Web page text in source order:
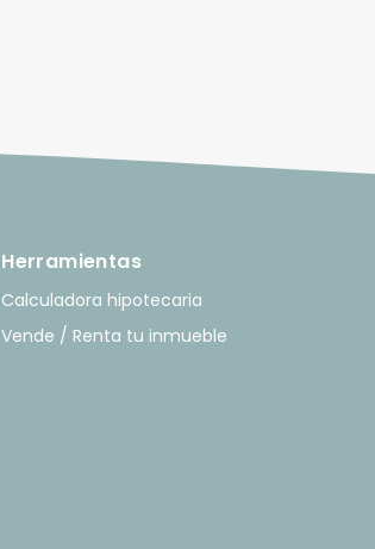
Herramientas
Calculadora hipotecaria
Vende / Renta tu inmueble